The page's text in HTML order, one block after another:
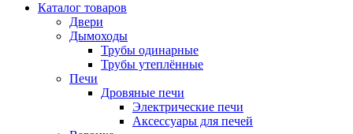
Каталог товаров
Двери
Дымоходы
Трубы одинарные
Трубы утеплённые
Печи
Дровяные печи
Электрические печи
Аксессуары для печей